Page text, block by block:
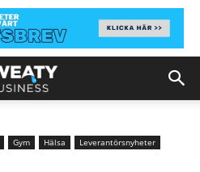
Gym Hälsa
Leverantörsnyheter